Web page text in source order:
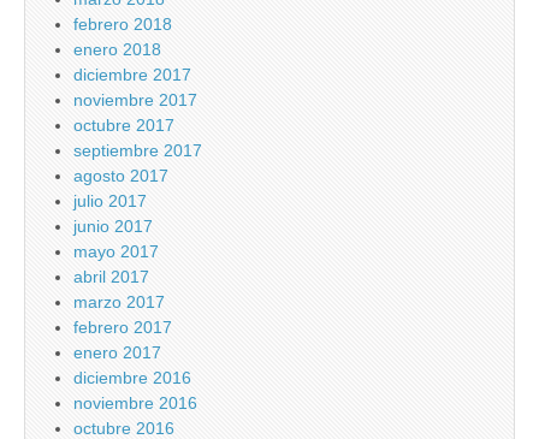
febrero 2018
enero 2018
diciembre 2017
noviembre 2017
octubre 2017
septiembre 2017
agosto 2017
julio 2017
junio 2017
mayo 2017
abril 2017
marzo 2017
febrero 2017
enero 2017
diciembre 2016
noviembre 2016
octubre 2016